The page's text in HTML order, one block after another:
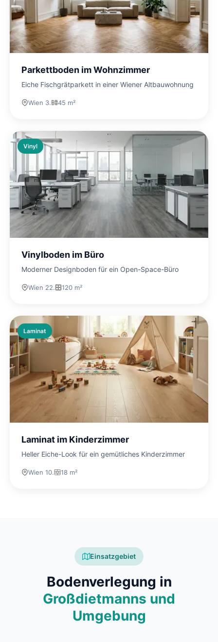
Parkettboden im Wohnzimmer
Eiche Fischgrätparkett in einer Wiener Altbauwohnung
Wien 3. 45 m²
Vinyl
Vinylboden im Büro
Moderner Designboden für ein Open-Space-Büro
Wien 22. 120 m²
Laminat
Laminat im Kinderzimmer
Heller Eiche-Look für ein gemütliches Kinderzimmer
Wien 10. 18 m²
Einsatzgebiet
Bodenverlegung in
Großdietmanns und
Umgebung